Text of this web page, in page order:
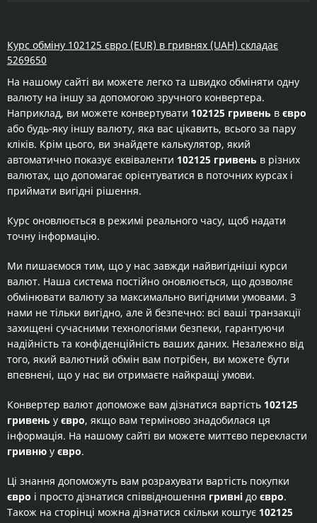
Курс обміну 102125 євро (EUR) в гривнях (UAH) складає
5269650
На нашому сайті ви можете легко та швидко обміняти одну
валюту на іншу за допомогою зручного конвертера.
Наприклад, ви можете конвертувати 102125 гривень в євро
або будь-яку іншу валюту, яка вас цікавить, всього за пару
кліків. Крім цього, ви знайдете калькулятор, який
автоматично показує еквіваленти 102125 гривень в різних
валютах, що допомагає орієнтуватися в поточних курсах і
приймати вигідні рішення.
Курс оновлюється в режимі реального часу, щоб надати
точну інформацію.
Ми пишаємося тим, що у нас завжди найвигідніші курси
валют. Наша система постійно оновлюється, що дозволяє
обмінювати валюту за максимально вигідними умовами. З
нами не тільки вигідно, але й безпечно: всі ваші транзакції
захищені сучасними технологіями безпеки, гарантуючи
надійність та конфіденційність ваших даних. Незалежно від
того, який валютний обмін вам потрібен, ви можете бути
впевнені, що у нас ви отримаєте найкращі умови.
Конвертер валют допоможе вам дізнатися вартість 102125
гривень у євро, якщо вам терміново знадобилася ця
інформація. На нашому сайті ви можете миттєво перекласти
гривню у євро.
Ці знання допоможуть вам розрахувати вартість покупки
євро і просто дізнатися співвідношення гривні до євро.
Також на сторінці можна дізнатися скільки коштує 102125